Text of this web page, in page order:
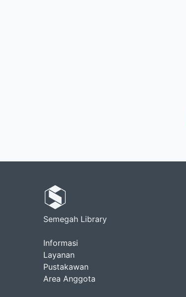
Semegah Library
Informasi
Layanan
Pustakawan
Area Anggota